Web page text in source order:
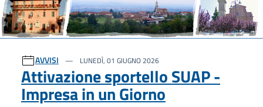
Ultime notizie
AVVISI LUNEDÌ, 01 GIUGNO 2026
Attivazione sportello SUAP -
Impresa in un Giorno